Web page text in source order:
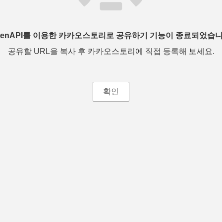
를 이용한 카카오스토리로 공유하기 기능이 종료되었습
공유할 URL을 복사 후 카카오스토리에 직접 등록해 보세요.
확인